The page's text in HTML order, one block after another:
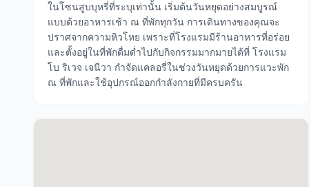
ในโซนสูบบุหรี่ที่ระบุเท่านั้น เริ่มต้นวันหยุดอย่างสมบูรณ์
แบบด้วยอาหารเช้า ณ ที่พักทุกวัน การเดินทางของคุณจะ
ปราศจากความหิวโหย เพราะที่โรงแรมมีร้านอาหารที่อร่อย
และตั้งอยู่ในที่พักดื่มด่ำไปกับกิจกรรมมากมายได้ที่ โรงแรม
โบ ริเวจ เจนีวา กำจัดแคลอรี่ในช่วงวันหยุดด้วยการแวะพัก
ณ ที่พักและใช้อุปกรณ์ออกกำลังกายที่มีครบครัน